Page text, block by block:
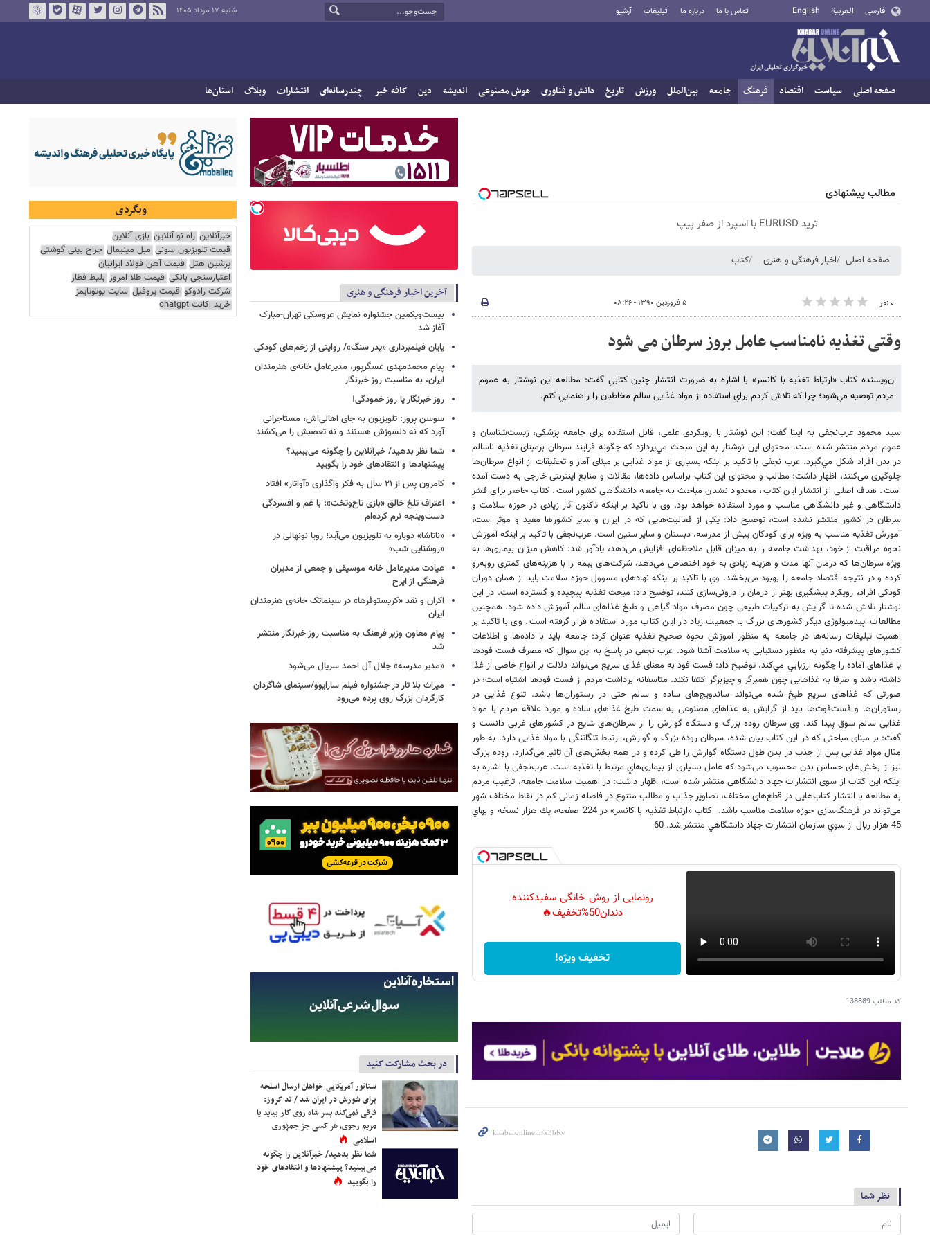
فارسی العربية English تماس با ما درباره ما تبلیغات آرشیو شنبه ۱۷ مرداد ۱۴۰۵
صفحه اصلی سیاست اقتصاد فرهنگ جامعه بین‌الملل ورزش تاریخ دانش و فناوری هوش مصنوعی اندیشه دین کافه خبر چندرسانه‌ای انتشارات وبلاگ استان‌ها
مطالب پیشنهادی
ترید EURUSD با اسپرد از صفر پیپ
صفحه اصلی اخبار فرهنگی و هنری کتاب
۰ نفر ۵ فروردین ۱۳۹۰ - ۰۸:۲۶
وقتی تغذیه نامناسب عامل بروز سرطان می شود
نﻮﯾﺴﻨﺪﻩ ﮐﺘﺎﺏ «ﺍﺭﺗﺒﺎﻁ ﺗﻐﺬﯾﻪ ﺑﺎ ﻛﺎﻧﺴﺮ» ﺑﺎ ﺍﺷﺎﺭﻩ ﺑﻪ ﺿﺮﻭﺭﺕ ﺍﻧﺘﺸﺎﺭ ﭼﻨﻴﻦ ﻛﺘﺎﺑﻲ ﮔﻔﺖ: ﻣﻄﺎﻟﻌﻪ ﺍﯾﻦ ﻧﻮﺷﺘﺎﺭ ﺑﻪ ﻋﻤﻮﻡ
ﻣﺮﺩﻡ ﺗﻮﺻﻴﻪ ﻣﻲ‌ﺷﻮﺩ؛ ﭼﺮﺍ ﻛﻪ ﺗﻼ‌ﺵ ﻛﺮﺩﻡ ﺑﺮﺍﻱ ﺍﺳﺘﻔﺎﺩﻩ ﺍﺯ ﻣﻮﺍﺩ ﻏﺬﺍﯾﯽ ﺳﺎﻟﻢ ﻣﺨﺎﻃﺒﺎﻥ ﺭﺍ ﺭﺍﻫﻨﻤﺎﻳﻲ ﻛﻨﻢ.
ﺳﯿﺪ ﻣﺤﻤﻮﺩ ﻋﺮﺏ‌ﻧﺠﻔﯽ ﺑﻪ ایبنا گفت: این ﻧﻮﺷﺘﺎﺭ ﺑﺎ ﺭﻭﯾﮑﺮﺩﯼ ﻋﻠﻤﯽ، ﻗﺎﺑﻞ ﺍﺳﺘﻔﺎﺩﻩ ﺑﺮﺍﯼ ﺟﺎﻣﻌﻪ ﭘﺰﺷﮑﯽ، ﺯﯾﺴﺖ‌ﺷﻨﺎﺳﺎﻥ ﻭ
ﻋﻤﻮﻡ ﻣﺮﺩﻡ ﻣﻨﺘﺸﺮ ﺷﺪﻩ ﺍﺳﺖ. ﻣﺤﺘﻮﺍﯼ ﺍﯾﻦ ﻧﻮﺷﺘﺎﺭ ﺑﻪ ﺍﻳﻦ ﻣﺒﺤﺚ ﻣﻲ‌ﭘﺮﺩﺍﺯﺩ ﻛﻪ ﭼﮕﻮﻧﻪ ﻓﺮﺁﯾﻨﺪ ﺳﺮﻃﺎﻥ ﺑﺮﻣﺒﻨﺎﯼ ﺗﻐﺬﯾﻪ ﻧﺎﺳﺎﻟﻢ
ﺩﺭ ﺑﺪﻥ ﺍﻓﺮﺍﺩ ﺷﻜﻞ ﻣﻲ‌ﮔﻴﺮﺩ. ﻋﺮﺏ ﻧﺠﻔﯽ ﺑﺎ ﺗﺎﮐﯿﺪ ﺑﺮ ﺍﯾﻨﮑﻪ ﺑﺴﯿﺎﺭﯼ ﺍﺯ ﻣﻮﺍﺩ ﻏﺬﺍﯾﯽ ﺑﺮ ﻣﺒﻨﺎﯼ ﺁﻣﺎﺭ ﻭ ﺗﺤﻘﯿﻘﺎﺕ ﺍﺯ ﺍﻧﻮﺍﻉ ﺳﺮﻃﺎﻥ‌ﻫﺎ
ﺟﻠﻮﮔﯿﺮﯼ ﻣﯽ‌ﮐﻨﻨﺪ، ﺍﻇﻬﺎﺭ ﺩﺍﺷﺖ: ﻣﻄﺎﻟﺐ ﻭ ﻣﺤﺘﻮﺍﯼ ﺍﯾﻦ ﮐﺘﺎﺏ ﺑﺮﺍﺳﺎﺱ ﺩﺍﺩﻩ‌ﻫﺎ، ﻣﻘﺎﻻ‌ﺕ ﻭ ﻣﻨﺎﺑﻊ ﺍﯾﻨﺘﺮﻧﺘﯽ ﺧﺎﺭﺟﯽ ﺑﻪ ﺩﺳﺖ ﺁﻣﺪﻩ
ﺍﺳﺖ. ﻫﺪﻑ ﺍﺻﻠﯽ ﺍﺯ ﺍﻧﺘﺸﺎﺭ ﺍﯾﻦ ﮐﺘﺎﺏ، ﻣﺤﺪﻭﺩ ﻧﺸﺪﻥ ﻣﺒﺎﺣﺚ ﺑﻪ ﺟﺎﻣﻌﻪ ﺩﺍﻧﺸﮕﺎﻫﯽ ﮐﺸﻮﺭ ﺍﺳﺖ. ﮐﺘﺎﺏ ﺣﺎﺿﺮ ﺑﺮﺍﯼ ﻗﺸﺮ
ﺩﺍﻧﺸﮕﺎﻫﯽ ﻭ ﻏﯿﺮ ﺩﺍﻧﺸﮕﺎﻫﯽ ﻣﻨﺎﺳﺐ ﻭ ﻣﻮﺭﺩ ﺍﺳﺘﻔﺎﺩﻩ ﺧﻮﺍﻫﺪ ﺑﻮﺩ. ﻭﯼ ﺑﺎ ﺗﺎﮐﯿﺪ ﺑﺮ ﺍﯾﻨﮑﻪ ﺗﺎﻛﻨﻮﻥ ﺁﺛﺎﺭ ﺯﯾﺎﺩﯼ ﺩﺭ ﺣﻮﺯﻩ ﺳﻼ‌ﻣﺖ ﻭ
ﺳﺮﻃﺎﻥ ﺩﺭ ﮐﺸﻮﺭ ﻣﻨﺘﺸﺮ ﻧﺸﺪﻩ ﺍﺳﺖ، ﺗﻮﺿﯿﺢ ﺩﺍﺩ: ﯾﮑﯽ ﺍﺯ ﻓﻌﺎﻟﯿﺖ‌ﻫﺎﯾﯽ ﮐﻪ ﺩﺭ ﺍﯾﺮﺍﻥ ﻭ ﺳﺎﯾﺮ ﮐﺸﻮﺭﻫﺎ ﻣﻔﯿﺪ ﻭ ﻣﻮﺛﺮ ﺍﺳﺖ،
ﺁﻣﻮﺯﺵ ﺗﻐﺬﯾﻪ ﻣﻨﺎﺳﺐ ﺑﻪ ﻭﯾﮋﻩ ﺑﺮﺍﯼ ﮐﻮﺩﮐﺎﻥ ﭘﯿﺶ ﺍﺯ ﻣﺪﺭﺳﻪ، ﺩﺑﺴﺘﺎﻥ ﻭ ﺳﺎﻳﺮ ﺳﻨﯿﻦ ﺍﺳﺖ. ﻋﺮﺏ‌ﻧﺠﻔﯽ ﺑﺎ ﺗﺎﮐﯿﺪ ﺑﺮ ﺍﯾﻨﮑﻪ ﺁﻣﻮﺯﺵ
ﻧﺤﻮﻩ ﻣﺮﺍﻗﺒﺖ ﺍﺯ ﺧﻮﺩ، ﺑﻬﺪﺍﺷﺖ ﺟﺎﻣﻌﻪ ﺭﺍ ﺑﻪ ﻣﯿﺰﺍﻥ ﻗﺎﺑﻞ ﻣﻼ‌ﺣﻈﻪ‌ﺍﯼ ﺍﻓﺰﺍﯾﺶ ﻣﯽ‌ﺩﻫﺪ، ﻳﺎﺩﺁﻭﺭ ﺷﺪ: ﮐﺎﻫﺶ ﻣﯿﺰﺍﻥ ﺑﯿﻤﺎﺭﯼ‌ﻫﺎ ﺑﻪ
ﻭﻳﮋﻩ‌ ﺳﺮﻃﺎﻥ‌ﻫﺎ ﮐﻪ ﺩﺭﻣﺎﻥ ﺁﻧﻬﺎ ﻣﺪﺕ ﻭ ﻫﺰﻳﻨﻪ ﺯﯾﺎﺩﯼ ﺑﻪ ﺧﻮﺩ ﺍﺧﺘﺼﺎﺹ ﻣﯽ‌ﺩﻫﺪ، ﺷﺮﮐﺖ‌ﻫﺎﯼ ﺑﯿﻤﻪ ﺭﺍ ﺑﺎ ﻫﺰﯾﻨﻪ‌ﻫﺎﯼ ﮐﻤﺘﺮﯼ ﺭﻭﺑﻪ‌ﺭﻭ
ﮐﺮﺩﻩ ﻭ ﺩﺭ ﻧﺘﯿﺠﻪ ﺍﻗﺘﺼﺎﺩ ﺟﺎﻣﻌﻪ ﺭﺍ ﺑﻬﺒﻮﺩ ﻣﯽ‌ﺑﺨﺸﺪ. ﻭﻱ ﺑﺎ ﺗﺎﻛﻴﺪ ﺑﺮ ﺍﻳﻨﻜﻪ ﻧﻬﺎﺩﻫﺎﯼ ﻣﺴﻮﻭﻝ ﺣﻮﺯﻩ ﺳﻼ‌ﻣﺖ ﺑﺎﯾﺪ ﺍﺯ ﻫﻤﺎﻥ ﺩﻭﺭﺍﻥ
ﮐﻮﺩﮐﯽ ﺍﻓﺮﺍﺩ، ﺭﻭﯾﮑﺮﺩ ﭘﯿﺸﮕﯿﺮﯼ ﺑﻬﺘﺮ ﺍﺯ ﺩﺭﻣﺎﻥ ﺭﺍ ﺩﺭﻭﻧﯽ‌ﺳﺎﺯﯼ ﮐﻨﻨﺪ، ﺗﻮﺿﻴﺢ ﺩﺍﺩ: ﻣﺒﺤﺚ ﺗﻐﺬﯾﻪ ﭘﯿﭽﯿﺪﻩ ﻭ ﮔﺴﺘﺮﺩﻩ ﺍﺳﺖ. ﺩﺭ ﺍﯾﻦ
ﻧﻮﺷﺘﺎﺭ ﺗﻼ‌ﺵ ﺷﺪﻩ ﺗﺎ ﮔﺮﺍﯾﺶ ﺑﻪ ﺗﺮﮐﯿﺒﺎﺕ ﻃﺒﯿﻌﯽ ﭼﻮﻥ ﻣﺼﺮﻑ ﻣﻮﺍﺩ ﮔﯿﺎﻫﯽ ﻭ ﻃﺒﺦ ﻏﺬﺍﻫﺎﯼ ﺳﺎﻟﻢ ﺁﻣﻮﺯﺵ ﺩﺍﺩﻩ ﺷﻮﺩ. ﻫﻤﭽﻨﯿﻦ
ﻣﻄﺎﻟﻌﺎﺕ ﺍﭘﯿﺪﻣﯿﻮﻟﻮﮊﯼ ﺩﯾﮕﺮ ﮐﺸﻮﺭﻫﺎﯼ ﺑﺰﺭﮒ ﺑﺎ ﺟﻤﻌﯿﺖ ﺯﯾﺎﺩ ﺩﺭ ﺍﯾﻦ ﮐﺘﺎﺏ ﻣﻮﺭﺩ ﺍﺳﺘﻔﺎﺩﻩ ﻗﺮﺍﺭ ﮔﺮﻓﺘﻪ ﺍﺳﺖ. ﻭﯼ ﺑﺎ ﺗﺎﮐﯿﺪ ﺑﺮ
ﺍﻫﻤﯿﺖ ﺗﺒﻠﯿﻐﺎﺕ ﺭﺳﺎﻧﻪ‌ﻫﺎ ﺩﺭ ﺟﺎﻣﻌﻪ ﺑﻪ ﻣﻨﻈﻮﺭ ﺁﻣﻮﺯﺵ ﻧﺤﻮﻩ ﺻﺤﯿﺢ ﺗﻐﺬﯾﻪ ﻋﻨﻮﺍﻥ ﮐﺮﺩ: ﺟﺎﻣﻌﻪ ﺑﺎﯾﺪ ﺑﺎ ﺩﺍﺩﻩ‌ﻫﺎ ﻭ ﺍﻃﻼ‌ﻋﺎﺕ
ﮐﺸﻮﺭﻫﺎﯼ ﭘﯿﺸﺮﻓﺘﻪ ﺩﻧﯿﺎ ﺑﻪ ﻣﻨﻈﻮﺭ ﺩﺳﺘﯿﺎﺑﯽ ﺑﻪ ﺳﻼ‌ﻣﺖ ﺁﺷﻨﺎ ﺷﻮﺩ. ﻋﺮﺏ ‌ﻧﺠﻔﯽ ﺩﺭ ﭘﺎﺳﺦ ﺑﻪ ﺍﯾﻦ ﺳﻮﺍﻝ ﮐﻪ ﻣﺼﺮﻑ ﻓﺴﺖ ﻓﻮﺩﻫﺎ
ﯾﺎ ﻏﺬﺍﻫﺎﯼ ﺁﻣﺎﺩﻩ ﺭﺍ ﭼﮕﻮﻧﻪ ﺍﺭﺯﻳﺎﺑﻲ ﻣﻲ‌ﻛﻨﺪ، ﺗﻮﺿﯿﺢ ﺩﺍﺩ: ﻓﺴﺖ ﻓﻮﺩ ﺑﻪ ﻣﻌﻨﺎﯼ ﻏﺬﺍﯼ ﺳﺮﯾﻊ ﻣﯽ‌ﺗﻮﺍﻧﺪ ﺩﻻ‌ﻟﺖ ﺑﺮ ﺍﻧﻮﺍﻉ ﺧﺎﺻﯽ ﺍﺯ ﻏﺬﺍ
ﺩﺍﺷﺘﻪ ﺑﺎﺷﺪ ﻭ ﺻﺮﻓﺎ ﺑﻪ ﻏﺬﺍﻫﺎﯾﯽ ﭼﻮﻥ ﻫﻤﺒﺮﮔﺮ ﻭ ﭼﯿﺰﺑﺮﮔﺮ ﺍﮐﺘﻔﺎ ﻧﻜﻨﺪ. ﻣﺘﺎﺳﻔﺎﻧﻪ ﺑﺮﺩﺍﺷﺖ ﻣﺮﺩﻡ ﺍﺯ ﻓﺴﺖ ﻓﻮﺩﻫﺎ ﺍﺷﺘﺒﺎﻩ ﺍﺳﺖ؛ ﺩﺭ
ﺻﻮﺭﺗﯽ ﮐﻪ ﻏﺬﺍﻫﺎﯼ ﺳﺮﯾﻊ ﻃﺒﺦ ﺷﺪﻩ ﻣﯽ‌ﺗﻮﺍﻧﺪ ﺳﺎﻧﺪﻭﯾﭻ‌ﻫﺎﯼ ﺳﺎﺩﻩ ﻭ ﺳﺎﻟﻢ ﺣﺘﯽ ﺩﺭ ﺭﺳﺘﻮﺭﺍﻥ‌ﻫﺎ ﺑﺎﺷﺪ. ﺗﻨﻮﻉ ﻏﺬﺍﯾﯽ ﺩﺭ
ﺭﺳﺘﻮﺭﺍﻥ‌ﻫﺎ ﻭ ﻓﺴﺖ‌ﻓﻮﺕ‌ﻫﺎ ﺑﺎﯾﺪ ﺍﺯ ﮔﺮﺍﯾﺶ ﺑﻪ ﻏﺬﺍﻫﺎﯼ ﻣﺼﻨﻮﻋﯽ ﺑﻪ ﺳﻤﺖ ﻃﺒﺦ ﻏﺬﺍﻫﺎﯼ ﺳﺎﺩﻩ ﻭ ﻣﻮﺭﺩ ﻋﻼ‌ﻗﻪ ﻣﺮﺩﻡ ﺑﺎ ﻣﻮﺍﺩ
ﻏﺬﺍﯾﯽ ﺳﺎﻟﻢ ﺳﻮﻕ ﭘﯿﺪﺍ ﮐﻨﺪ. ﻭﯼ ﺳﺮﻃﺎﻥ ﺭﻭﺩﻩ ﺑﺰﺭﮒ ﻭ ﺩﺳﺘﮕﺎﻩ ﮔﻮﺍﺭﺵ ﺭﺍ ﺍﺯ ﺳﺮﻃﺎﻥ‌ﻫﺎﯼ ﺷﺎﯾﻊ ﺩﺭ ﮐﺸﻮﺭﻫﺎﯼ ﻏﺮﺑﯽ ﺩﺍﻧﺴﺖ ﻭ
ﮔﻔﺖ: ﺑﺮ ﻣﺒﻨﺎﯼ ﻣﺒﺎﺣﺜﯽ ﮐﻪ ﺩﺭ ﺍﯾﻦ ﮐﺘﺎﺏ ﺑﯿﺎﻥ ﺷﺪﻩ، ﺳﺮﻃﺎﻥ ﺭﻭﺩﻩ ﺑﺰﺭﮒ ﻭ ﮔﻮﺍﺭﺵ، ﺍﺭﺗﺒﺎﻁ ﺗﻨﮕﺎﺗﻨﮕﯽ ﺑﺎ ﻣﻮﺍﺩ ﻏﺬﺍﯾﯽ ﺩﺍﺭﺩ. ﺑﻪ ﻃﻮﺭ
ﻣﺜﺎﻝ ﻣﻮﺍﺩ ﻏﺬﺍﯾﯽ ﭘﺲ ﺍﺯ ﺟﺬﺏ ﺩﺭ ﺑﺪﻥ ﻃﻮﻝ ﺩﺳﺘﮕﺎﻩ ﮔﻮﺍﺭﺵ ﺭﺍ ﻃﯽ ﮐﺮﺩﻩ ﻭ ﺩﺭ ﻫﻤﻪ ﺑﺨﺶ‌ﻫﺎﯼ ﺁﻥ ﺗﺎﺛﯿﺮ ﻣﯽ‌ﮔﺬﺍﺭﺩ. ﺭﻭﺩﻩ ﺑﺰﺭﮒ
ﻧﯿﺰ ﺍﺯ ﺑﺨﺶ‌ﻫﺎﯼ ﺣﺴﺎﺱ ﺑﺪﻥ ﻣﺤﺴﻮﺏ ﻣﯽ‌ﺷﻮﺩ ﮐﻪ ﻋﺎﻣﻞ ﺑﺴﯿﺎﺭﯼ ﺍﺯ ﺑﯿﻤﺎﺭﯼ‌ﻫﺎﻱ ﻣﺮﺗﺒﻂ ﺑﺎ ﺗﻐﺬﯾﻪ ﺍﺳﺖ. ﻋﺮﺏ‌ﻧﺠﻔﯽ ﺑﺎ ﺍﺷﺎﺭﻩ ﺑﻪ
ﺍﯾﻨﮑﻪ ﺍﯾﻦ ﮐﺘﺎﺏ ﺍﺯ ﺳﻮﯼ ﺍﻧﺘﺸﺎﺭﺍﺕ ﺟﻬﺎﺩ ﺩﺍﻧﺸﮕﺎﻫﯽ ﻣﻨﺘﺸﺮ ﺷﺪﻩ ﺍﺳﺖ، ﺍﻇﻬﺎﺭ ﺩﺍﺷﺖ: ﺩﺭ ﺍﻫﻤﯿﺖ ﺳﻼ‌ﻣﺖ ﺟﺎﻣﻌﻪ، ﺗﺮﻏﯿﺐ ﻣﺮﺩﻡ
ﺑﻪ ﻣﻄﺎﻟﻌﻪ ﺑﺎ ﺍﻧﺘﺸﺎﺭ ﮐﺘﺎﺏ‌ﻫﺎﯾﯽ ﺩﺭ ﻗﻄﻊ‌ﻫﺎﯼ ﻣﺨﺘﻠﻒ، ﺗﺼﺎﻭﯾﺮ ﺟﺬﺍﺏ ﻭ ﻣﻄﺎﻟﺐ ﻣﺘﻨﻮﻉ ﺩﺭ ﻓﺎﺻﻠﻪ ﺯﻣﺎﻧﯽ ﮐﻢ ﺩﺭ ﻧﻘﺎﻁ ﻣﺨﺘﻠﻒ ﺷﻬﺮ
ﻣﯽ‌ﺗﻮﺍﻧﺪ ﺩﺭ ﻓﺮﻫﻨﮓ‌ﺳﺎﺯﯼ ﺣﻮﺯﻩ ﺳﻼ‌ﻣﺖ ﻣﻨﺎﺳﺐ ﺑﺎﺷﺪ. ﻛﺘﺎﺏ «ﺍﺭﺗﺒﺎﻁ ﺗﻐﺬﻳﻪ ﺑﺎ ﻛﺎﻧﺴﺮ» ﺩﺭ 224 ﺻﻔﺤﻪ، ﻳﻚ ﻫﺰﺍﺭ ﻧﺴﺨﻪ ﻭ ﺑﻬﺎﻱ
45 ﻫﺰﺍﺭ ﺭﻳﺎﻝ ﺍﺯ ﺳﻮﻱ ﺳﺎﺯﻣﺎﻥ ﺍﻧﺘﺸﺎﺭﺍﺕ ﺟﻬﺎﺩ ﺩﺍﻧﺸﮕﺎﻫﻲ ﻣﻨﺘﺸﺮ ﺷﺪ. 60
رونمایی از روش خانگی سفیدکننده
دندان50%تخفیف🔥
تخفیف ویژه!
کد مطلب138889
نظر شما
آخرین اخبار فرهنگی و هنری
بیست‌ویکمین جشنواره نمایش عروسکی تهران-مبارک
آغاز شد
پایان فیلمبرداری «پدر سنگ»/ روایتی از زخم‌های کودکی
پیام محمدمهدی عسگرپور، مدیرعامل خانه‌ی هنرمندان
ایران، به مناسبت روز خبرنگار
روز خبرنگار یا روز خمودگی!
سوسن پرور: تلویزیون به جای اهالی‌اش، مستاجرانی
آورد که نه دلسوزش هستند و نه تعصبش را می‌کشند
شما نظر بدهید/ خبرآنلاین را چگونه می‌بینید؟
پیشنهادها و انتقادهای خود را بگویید
کامرون پس از ۲۱ سال به فکر واگذاری «آواتار» افتاد
اعتراف تلخ خالق «بازی تاج‌وتخت»؛ با غم و افسردگی
دست‌وپنجه نرم کرده‌ام
«ناتاشا» دوباره به تلویزیون می‌آید؛ رویا نونهالی در
«روشنایی شب»
عیادت مدیرعامل خانه موسیقی و جمعی از مدیران
فرهنگی از ایرج
اکران و نقد «کریستوفرها» در سینماتک خانه‌ی هنرمندان
ایران
پیام معاون وزیر فرهنگ به مناسبت روز خبرنگار منتشر
شد
«مدیر مدرسه» جلال آل احمد سریال می‌شود
میراث بلا تار در جشنواره فیلم سارایوو/سینمای شاگردان
کارگردان بزرگ روی پرده می‌رود
در بحث مشارکت کنید
سناتور آمریکایی خواهان ارسال اسلحه
برای شورش در ایران شد / تد کروز:
فرقی نمی‌کند پسر شاه روی کار بیاید یا
مریم رجوی، هر کسی جز جمهوری
اسلامی
شما نظر بدهید/ خبرآنلاین را چگونه
می‌بینید؟ پیشنهادها و انتقادهای خود
را بگویید
وبگردی
خبرآنلاین راه نو آنلاین بازی آنلاین
قیمت تلویزیون سونی مبل مینیمال جراح بینی گوشتی
پرشین هتل قیمت آهن فولاد ایرانیان
اعتبارسنجی بانکی قیمت طلا امروز بلیط قطار
شرکت رادوکو قیمت پروفیل سایت یوتوتایمز
خرید اکانت chatgpt